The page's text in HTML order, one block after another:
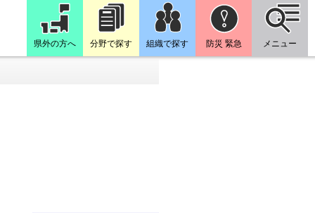
県外の方へ 分野で探す 組織で探す 防災 緊急 メニュー